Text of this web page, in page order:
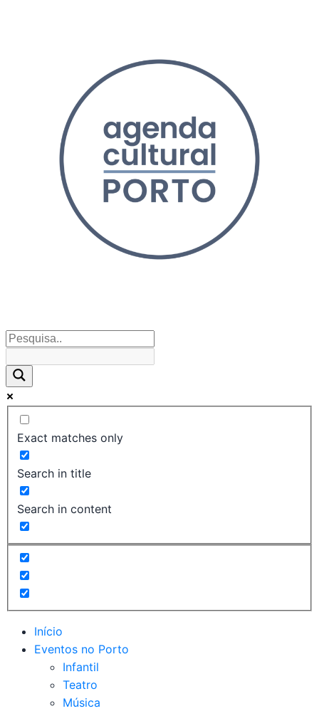
Exact matches only
Search in title
Search in content
Início
Eventos no Porto
Infantil
Teatro
Música